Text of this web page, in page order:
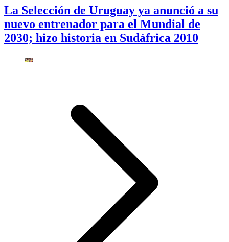
La Selección de Uruguay ya anunció a su
nuevo entrenador para el Mundial de
2030; hizo historia en Sudáfrica 2010